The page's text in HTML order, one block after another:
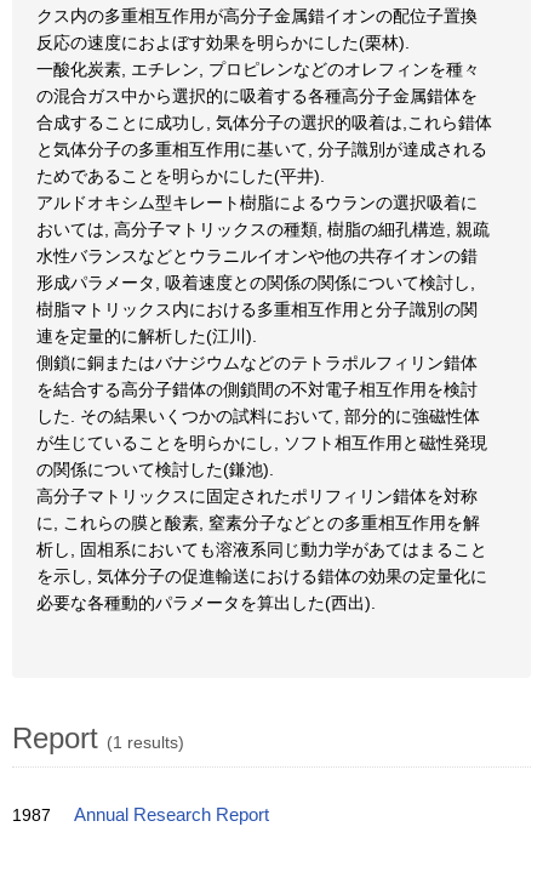
クス内の多重相互作用が高分子金属錯イオンの配位子置換
反応の速度におよぼす効果を明らかにした(栗林).
一酸化炭素, エチレン, プロピレンなどのオレフィンを種々
の混合ガス中から選択的に吸着する各種高分子金属錯体を
合成することに成功し, 気体分子の選択的吸着は,これら錯体
と気体分子の多重相互作用に基いて, 分子識別が達成される
ためであることを明らかにした(平井).
アルドオキシム型キレート樹脂によるウランの選択吸着に
おいては, 高分子マトリックスの種類, 樹脂の細孔構造, 親疏
水性バランスなどとウラニルイオンや他の共存イオンの錯
形成パラメータ, 吸着速度との関係の関係について検討し,
樹脂マトリックス内における多重相互作用と分子識別の関
連を定量的に解析した(江川).
側鎖に銅またはバナジウムなどのテトラポルフィリン錯体
を結合する高分子錯体の側鎖間の不対電子相互作用を検討
した. その結果いくつかの試料において, 部分的に強磁性体
が生じていることを明らかにし, ソフト相互作用と磁性発現
の関係について検討した(鎌池).
高分子マトリックスに固定されたポリフィリン錯体を対称
に, これらの膜と酸素, 窒素分子などとの多重相互作用を解
析し, 固相系においても溶液系同じ動力学があてはまること
を示し, 気体分子の促進輸送における錯体の効果の定量化に
必要な各種動的パラメータを算出した(西出).
Report (1 results)
1987 Annual Research Report